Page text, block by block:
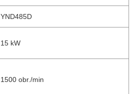
YND485D
15 kW
1500 obr./min